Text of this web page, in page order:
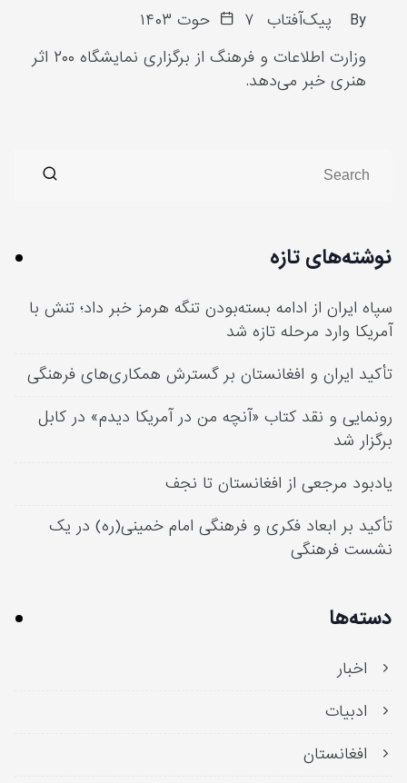
By پیک‌آفتاب
۷ حوت ۱۴۰۳
وزارت اطلاعات و فرهنگ از برگزاری نمایشگاه ۲۰۰ اثر
هنری خبر می‌دهد.
نوشته‌های تازه
سپاه ایران از ادامه بسته‌بودن تنگه هرمز خبر داد؛ تنش با
آمریکا وارد مرحله تازه شد
تأکید ایران و افغانستان بر گسترش همکاری‌های فرهنگی
رونمایی و نقد کتاب «آنچه من در آمریکا دیدم» در کابل
برگزار شد
یادبود مرجعی از افغانستان تا نجف
تأکید بر ابعاد فکری و فرهنگی امام خمینی(ره) در یک
نشست فرهنگی
دسته‌ها
اخبار
ادبیات
افغانستان